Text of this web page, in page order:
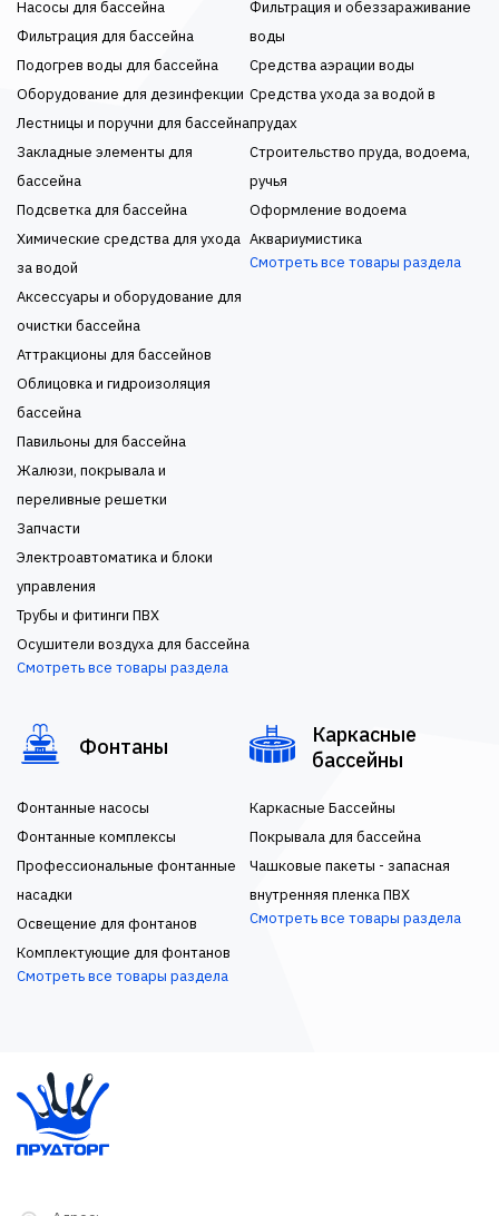
Насосы для бассейна
Фильтрация для бассейна
Подогрев воды для бассейна
Оборудование для дезинфекции
Лестницы и поручни для бассейна
Закладные элементы для
бассейна
Подсветка для бассейна
Химические средства для ухода
за водой
Аксессуары и оборудование для
очистки бассейна
Аттракционы для бассейнов
Облицовка и гидроизоляция
бассейна
Павильоны для бассейна
Жалюзи, покрывала и
переливные решетки
Запчасти
Электроавтоматика и блоки
управления
Трубы и фитинги ПВХ
Осушители воздуха для бассейна
Смотреть все товары раздела
Фильтрация и обеззараживание
воды
Средства аэрации воды
Средства ухода за водой в
прудах
Строительство пруда, водоема,
ручья
Оформление водоема
Аквариумистика
Смотреть все товары раздела
Фонтаны
Фонтанные насосы
Фонтанные комплексы
Профессиональные фонтанные
насадки
Освещение для фонтанов
Комплектующие для фонтанов
Смотреть все товары раздела
Каркасные
бассейны
Каркасные Бассейны
Покрывала для бассейна
Чашковые пакеты - запасная
внутренняя пленка ПВХ
Смотреть все товары раздела